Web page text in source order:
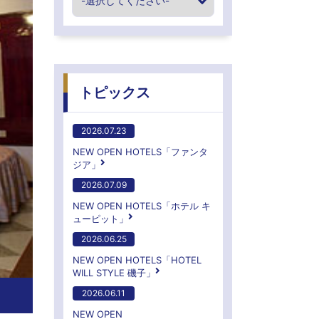
トピックス
2026.07.23
NEW OPEN HOTELS「ファンタ
ジア」
2026.07.09
NEW OPEN HOTELS「ホテル キ
ューピット」
2026.06.25
NEW OPEN HOTELS「HOTEL
WILL STYLE 磯子」
2026.06.11
NEW OPEN